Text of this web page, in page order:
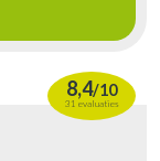
8,4/10
31 evaluaties